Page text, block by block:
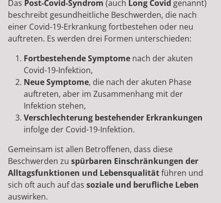
Das Post-Covid-Syndrom (auch Long Covid genannt)
beschreibt gesundheitliche Beschwerden, die nach
einer Covid-19-Erkrankung fortbestehen oder neu
auftreten. Es werden drei Formen unterschieden:
Fortbestehende Symptome nach der akuten
Covid-19-Infektion,
Neue Symptome, die nach der akuten Phase
auftreten, aber im Zusammenhang mit der
Infektion stehen,
Verschlechterung bestehender Erkrankungen
infolge der Covid-19-Infektion.
Gemeinsam ist allen Betroffenen, dass diese
Beschwerden zu spürbaren Einschränkungen der
Alltagsfunktionen und Lebensqualitätführen und
sich oft auch auf das soziale und berufliche Leben
auswirken.